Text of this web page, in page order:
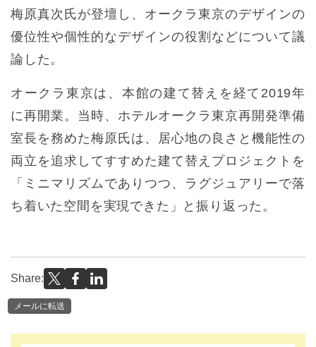
梅原真次氏が登壇し、オークラ東京のデザインの
優位性や個性的なデザインの役割などについて議
論した。
オークラ東京は、本館の建て替えを経て2019年
に再開業。当時、ホテルオークラ東京再開発準備
室長を務めた梅原氏は、居心地の良さと機能性の
両立を追求してすすめた建て替えプロジェクトを
「ミニマリズムでありつつ、ラグジュアリーで落
ち着いた空間を実現できた」と振り返った。
Share:
メールに転送